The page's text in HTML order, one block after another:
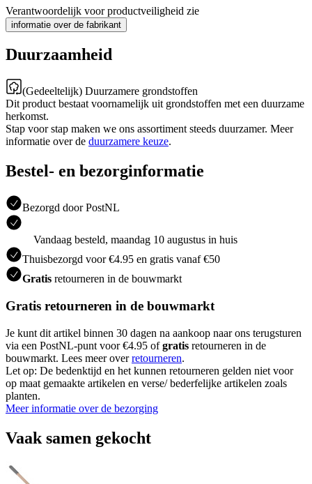
Verantwoordelijk voor productveiligheid zie
informatie over de fabrikant
Duurzaamheid
(Gedeeltelijk) Duurzamere grondstoffen
Dit product bestaat voornamelijk uit grondstoffen met een duurzame
herkomst.
Stap voor stap maken we ons assortiment steeds duurzamer. Meer
informatie over de duurzamere keuze.
Bestel- en bezorginformatie
Bezorgd door PostNL
Vandaag besteld, maandag 10 augustus in huis
Thuisbezorgd voor €4.95 en gratis vanaf €50
Gratis retourneren in de bouwmarkt
Gratis retourneren in de bouwmarkt
Je kunt dit artikel binnen 30 dagen na aankoop naar ons terugsturen
via een PostNL-punt voor €4.95 ofgratis retourneren in de
bouwmarkt. Lees meer overretourneren.
Let op: De bedenktijd en het kunnen retourneren gelden niet voor
op maat gemaakte artikelen en verse/ bederfelijke artikelen zoals
planten.
Meer informatie over de bezorging
Vaak samen gekocht